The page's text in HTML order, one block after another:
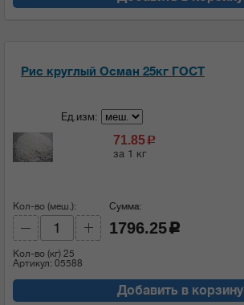
Рис круглый Осман 25кг ГОСТ
Ед.изм:
71.85c
за 1 кг
Кол-во (меш.):
Кол-во (кг) 25
Артикул: 05588
Сумма:
1796.25 c
Добавить в корзину